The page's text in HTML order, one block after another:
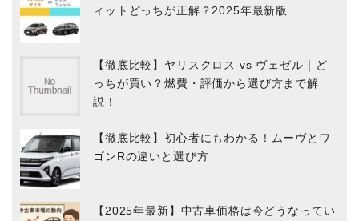
ィットどっちが正解？2025年最新版
【徹底比較】ヤリスクロス vs ヴェゼル｜ど
っちが買い？燃費・評価から選び方まで解
説！
【徹底比較】初心者にもわかる！ムーヴとワ
ゴンRの違いと選び方
【2025年最新】中古車価格は今どうなってい